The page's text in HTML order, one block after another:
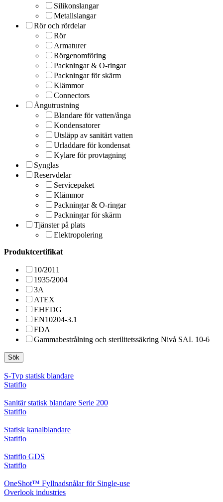
Silikonslangar
Metallslangar
Rör och rördelar
Rör
Armaturer
Rörgenomföring
Packningar & O-ringar
Packningar för skärm
Klämmor
Connectors
Ångutrustning
Blandare för vatten/ånga
Kondensatorer
Utsläpp av sanitärt vatten
Urladdare för kondensat
Kylare för provtagning
Synglas
Reservdelar
Servicepaket
Klämmor
Packningar & O-ringar
Packningar för skärm
Tjänster på plats
Elektropolering
Produktcertifikat
10/2011
1935/2004
3A
ATEX
EHEDG
EN10204-3.1
FDA
Gammabestrålning och sterilitetssäkring Nivå SAL 10-6
Sök
S-Typ statisk blandare
Statiflo
Sanitär statisk blandare Serie 200
Statiflo
Statisk kanalblandare
Statiflo
Statiflo GDS
Statiflo
OneShot™ Fyllnadsnålar för Single-use
Overlook industries